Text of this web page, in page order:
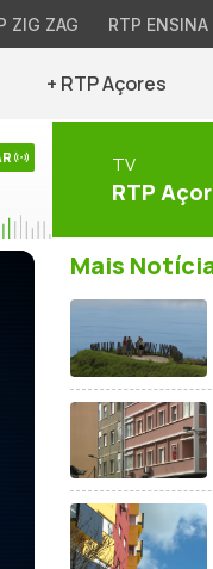
ZIG ZAG RTP ENSINA
+ RTP Açores
TV
RTP
Mais